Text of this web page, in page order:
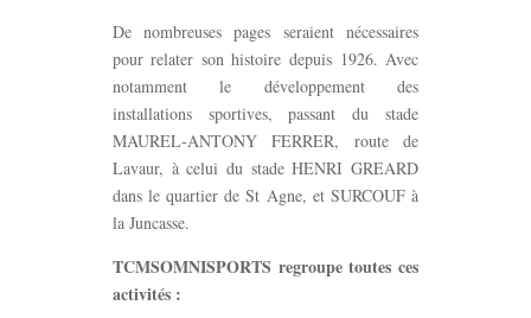
De nombreuses pages seraient nécessaires
pour relater son histoire depuis 1926. Avec
notamment le développement des
installations sportives, passant du stade
MAUREL-ANTONY FERRER, route de
Lavaur, à celui du stade HENRI GREARD
dans le quartier de St Agne, et SURCOUF à
la Juncasse.
TCMSOMNISPORTS regroupe toutes ces
activités :